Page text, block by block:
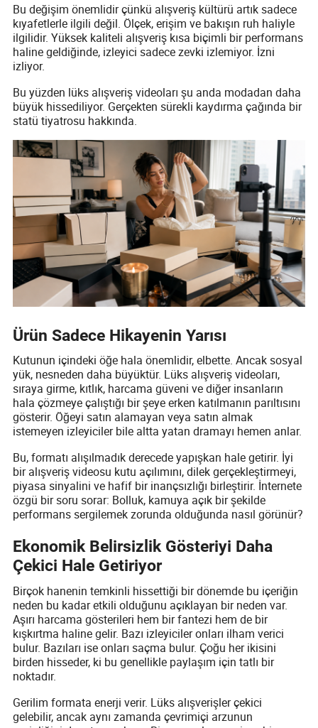
Bu değişim önemlidir çünkü alışveriş kültürü artık sadece
kıyafetlerle ilgili değil. Ölçek, erişim ve bakışın ruh haliyle
ilgilidir. Yüksek kaliteli alışveriş kısa biçimli bir performans
haline geldiğinde, izleyici sadece zevki izlemiyor. İzni
izliyor.
Bu yüzden lüks alışveriş videoları şu anda modadan daha
büyük hissediliyor. Gerçekten sürekli kaydırma çağında bir
statü tiyatrosu hakkında.
Ürün Sadece Hikayenin Yarısı
Kutunun içindeki öğe hala önemlidir, elbette. Ancak sosyal
yük, nesneden daha büyüktür. Lüks alışveriş videoları,
sıraya girme, kıtlık, harcama güveni ve diğer insanların
hala çözmeye çalıştığı bir şeye erken katılmanın parıltısını
gösterir. Öğeyi satın alamayan veya satın almak
istemeyen izleyiciler bile altta yatan dramayı hemen anlar.
Bu, formatı alışılmadık derecede yapışkan hale getirir. İyi
bir alışveriş videosu kutu açılımını, dilek gerçekleştirmeyi,
piyasa sinyalini ve hafif bir inançsızlığı birleştirir. İnternete
özgü bir soru sorar: Bolluk, kamuya açık bir şekilde
performans sergilemek zorunda olduğunda nasıl görünür?
Ekonomik Belirsizlik Gösteriyi Daha
Çekici Hale Getiriyor
Birçok hanenin temkinli hissettiği bir dönemde bu içeriğin
neden bu kadar etkili olduğunu açıklayan bir neden var.
Aşırı harcama gösterileri hem bir fantezi hem de bir
kışkırtma haline gelir. Bazı izleyiciler onları ilham verici
bulur. Bazıları ise onları saçma bulur. Çoğu her ikisini
birden hisseder, ki bu genellikle paylaşım için tatlı bir
noktadır.
Gerilim formata enerji verir. Lüks alışverişler çekici
gelebilir, ancak aynı zamanda çevrimiçi arzunun